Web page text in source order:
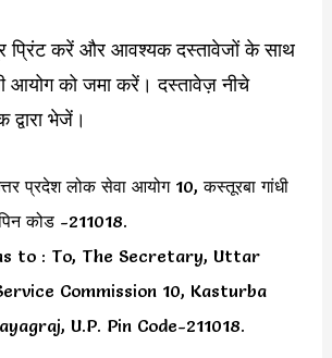
प्रिंट करें और आवश्यक दस्तावेजों के साथ
आयोग को जमा करें। दस्तावेज़ नीचे
द्वारा भेजें।
प्रदेश लोक सेवा आयोग 10, कस्तूरबा गांधी
पिन कोड -211018.
to : To, The Secretary, Uttar
Commission 10, Kasturba
U.P. Pin Code-211018.